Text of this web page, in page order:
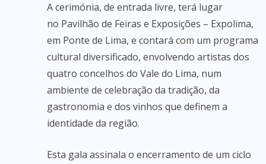
A cerimónia, de entrada livre, terá lugar
no Pavilhão de Feiras e Exposições – Expolima,
em Ponte de Lima, e contará com um programa
cultural diversificado, envolvendo artistas dos
quatro concelhos do Vale do Lima, num
ambiente de celebração da tradição, da
gastronomia e dos vinhos que definem a
identidade da região.
Esta gala assinala o encerramento de um ciclo